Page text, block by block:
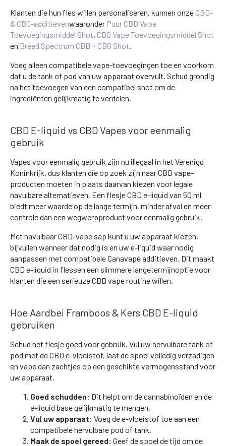
Klanten die hun fles willen personaliseren, kunnen onze CBD-
& CBG-additievenwaaronder Puur CBD Vape
Toevoegingsmiddel Shot, CBG Vape Toevoegingsmiddel Shot
en Breed Spectrum CBD + CBG Shot
Voeg alleen compatibele vape-toevoegingen toe en voorkom
dat u de tank of pod van uw apparaat overvult. Schud grondig
na het toevoegen van een compatibel shot om de
ingrediënten gelijkmatig te verdelen.
CBD E-liquid vs CBD Vapes voor eenmalig
gebruik
Vapes voor eenmalig gebruik zijn nu illegaal in het Verenigd
Koninkrijk, dus klanten die op zoek zijn naar CBD vape-
producten moeten in plaats daarvan kiezen voor legale
navulbare alternatieven. Een flesje CBD e-liquid van 50 ml
biedt meer waarde op de lange termijn, minder afval en meer
controle dan een wegwerpproduct voor eenmalig gebruik.
Met navulbaar CBD-vape sap kunt u uw apparaat kiezen,
bijvullen wanneer dat nodig is en uw e-liquid waar nodig
aanpassen met compatibele Canavape additieven. Dit maakt
CBD e-liquid in flessen een slimmere langetermijnoptie voor
klanten die een serieuze CBD vape routine willen.
Hoe Aardbei Framboos & Kers CBD E-liquid
gebruiken
Schud het flesje goed voor gebruik. Vul uw hervulbare tank of
pod met de CBD e-vloeistof, laat de spoel volledig verzadigen
en vape dan zachtjes op een geschikte vermogensstand voor
uw apparaat.
Goed schudden: Dit helpt om de cannabinoïden en de
e-liquid base gelijkmatig te mengen.
Vul uw apparaat: Voeg de e-vloeistof toe aan een
compatibele hervulbare pod of tank.
Maak de spoel gereed: Geef de spoel de tijd om de